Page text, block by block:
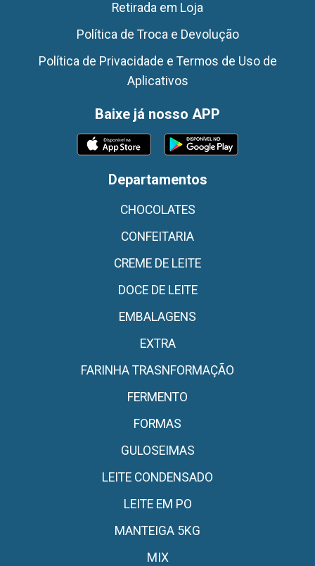
Retirada em Loja
Política de Troca e Devolução
Política de Privacidade e Termos de Uso de
Aplicativos
Baixe já nosso APP
Departamentos
CHOCOLATES
CONFEITARIA
CREME DE LEITE
DOCE DE LEITE
EMBALAGENS
EXTRA
FARINHA TRASNFORMAÇÃO
FERMENTO
FORMAS
GULOSEIMAS
LEITE CONDENSADO
LEITE EM PO
MANTEIGA 5KG
MIX